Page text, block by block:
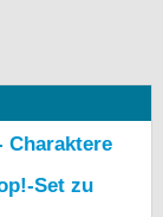
Charaktere
Set zu